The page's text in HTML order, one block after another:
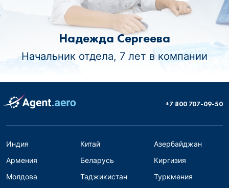
Надежда Сергеева
Начальник отдела, 7 лет в компании
+7 800 707-09-50
Индия Китай
Азербайджан
Армения
Беларусь
Киргизия
Молдова
Таджикистан
Туркмения